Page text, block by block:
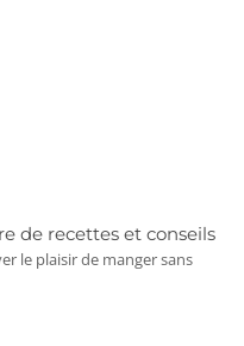
de recettes et conseils
le plaisir de manger sans